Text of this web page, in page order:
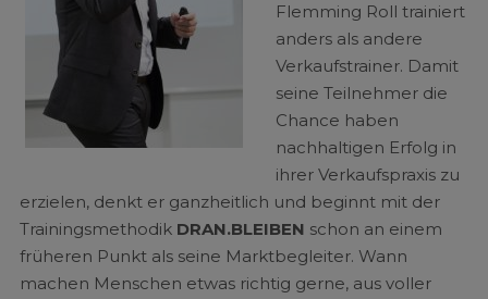
Flemming Roll trainiert
anders als andere
Verkaufstrainer. Damit
seine Teilnehmer die
Chance haben
nachhaltigen Erfolg in
ihrer Verkaufspraxis zu
erzielen, denkt er ganzheitlich und beginnt mit der
Trainingsmethodik DRAN.BLEIBEN schon an einem
früheren Punkt als seine Marktbegleiter. Wann
machen Menschen etwas richtig gerne, aus voller